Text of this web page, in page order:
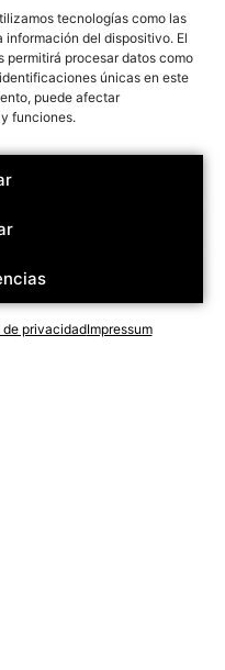
tecnologías como las
del dispositivo. El
permitirá procesar datos como
únicas en este
puede afectar
funciones.
privacidadImpressum